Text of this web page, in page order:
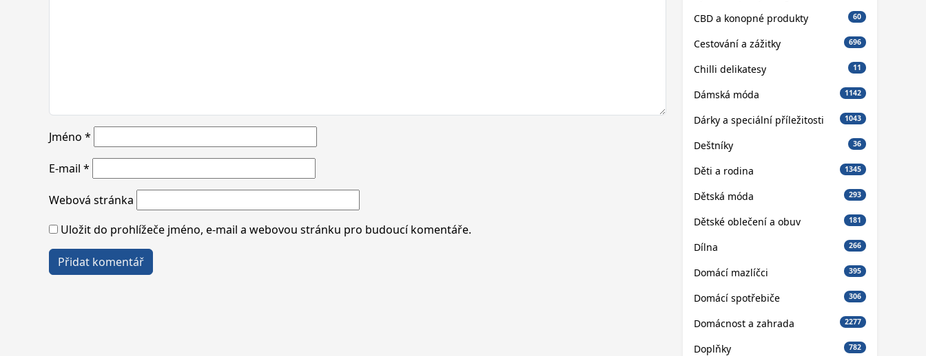
Jméno *
E-mail *
Webová stránka
Uložit do prohlížeče jméno, e-mail a webovou stránku pro budoucí komentáře.
CBD a konopné produkty 60
Cestování a zážitky 696
Chilli delikatesy 11
Dámská móda 1142
Dárky a speciální příležitosti 1043
Deštníky 36
Děti a rodina 1345
Dětská móda 293
Dětské oblečení a obuv 181
Dílna 266
Domácí mazlíčci 395
Domácí spotřebiče 306
Domácnost a zahrada 2277
Doplňky 782